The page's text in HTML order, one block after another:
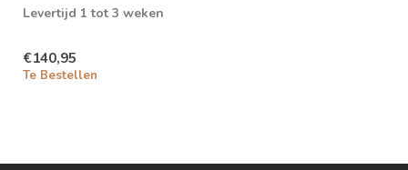
Levertijd 1 tot 3 weken
€140,95
Te Bestellen